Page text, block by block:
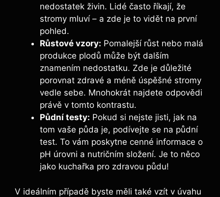
nedostatek živin. Lidé často říkají, ⁤že
stromy mluví – a zde je to vidět na první
⁤pohled.
Růstové vzory: ‍Pomalejší ‍růst nebo⁢ malá
produkce plodů⁤ může být dalším
znamením nedostatku.‍ Zde‍ je důležité
porovnat zdravé a ⁤méně ⁣úspěšné stromy
vedle sebe. Mnohokrát najdete odpovědi
⁤právě v tomto ​kontrastu.
Půdní testy: ⁢Pokud si nejste jisti, jak na
tom vaše půda je, podívejte se na půdní
test. To vám poskytne cenné⁤ informace o
pH úrovni a nutričním složení.⁤ Je to⁣ něco
jako ⁤kuchařka‌ pro zdravou půdu!
V ideálním ⁣případě byste měli také vzít v úvahu⁢